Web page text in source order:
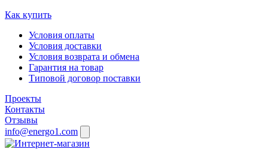
Как купить
Условия оплаты
Условия доставки
Условия возврата и обмена
Гарантия на товар
Типовой договор поставки
Проекты
Контакты
Отзывы
info@energo1.com